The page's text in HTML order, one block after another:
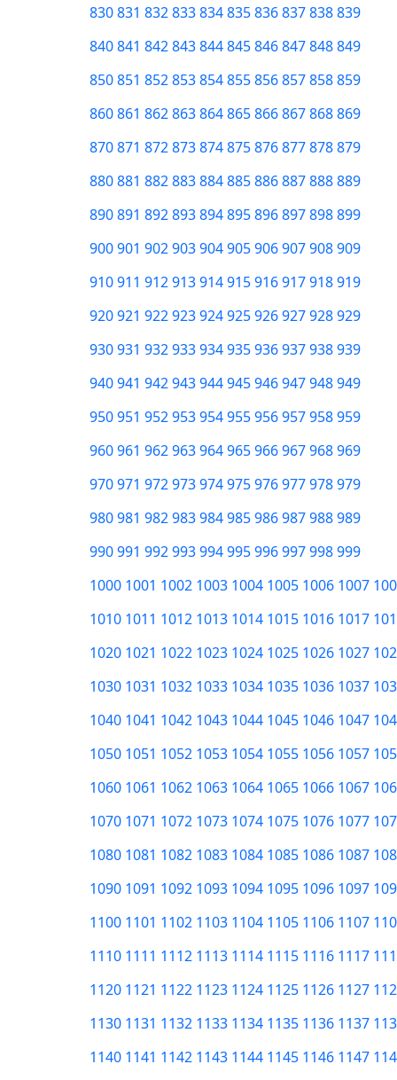
830 831 832 833 834 835 836 837 838 839
840 841 842 843 844 845 846 847 848 849
850 851 852 853 854 855 856 857 858 859
860 861 862 863 864 865 866 867 868 869
870 871 872 873 874 875 876 877 878 879
880 881 882 883 884 885 886 887 888 889
890 891 892 893 894 895 896 897 898 899
900 901 902 903 904 905 906 907 908 909
910 911 912 913 914 915 916 917 918 919
920 921 922 923 924 925 926 927 928 929
930 931 932 933 934 935 936 937 938 939
940 941 942 943 944 945 946 947 948 949
950 951 952 953 954 955 956 957 958 959
960 961 962 963 964 965 966 967 968 969
970 971 972 973 974 975 976 977 978 979
980 981 982 983 984 985 986 987 988 989
990 991 992 993 994 995 996 997 998 999
1000 1001 1002 1003 1004 1005 1006 1007
1010 1011 1012 1013 1014 1015 1016 1017
1020 1021 1022 1023 1024 1025 1026 1027
1030 1031 1032 1033 1034 1035 1036 1037
1040 1041 1042 1043 1044 1045 1046 1047
1050 1051 1052 1053 1054 1055 1056 1057
1060 1061 1062 1063 1064 1065 1066 1067
1070 1071 1072 1073 1074 1075 1076 1077
1080 1081 1082 1083 1084 1085 1086 1087
1090 1091 1092 1093 1094 1095 1096 1097
1100 1101 1102 1103 1104 1105 1106 1107
1110 1111 1112 1113 1114 1115 1116 1117
1120 1121 11221123 1124 1125 1126 1127
1130 1131 1132 1133 1134 1135 1136 1137
1140 1141 1142 1143 1144 1145 1146 1147